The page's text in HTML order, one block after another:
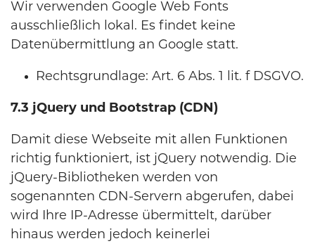
Wir verwenden Google Web Fonts
ausschließlich lokal. Es findet keine
Datenübermittlung an Google statt.
Rechtsgrundlage: Art. 6 Abs. 1 lit. f DSGVO.
7.3 jQuery und Bootstrap (CDN)
Damit diese Webseite mit allen Funktionen
richtig funktioniert, ist jQuery notwendig. Die
jQuery-Bibliotheken werden von
sogenannten CDN-Servern abgerufen, dabei
wird Ihre IP-Adresse übermittelt, darüber
hinaus werden jedoch keinerlei